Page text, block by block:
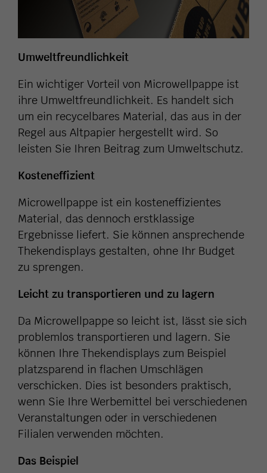
Umweltfreundlichkeit
Ein wichtiger Vorteil von Microwellpappe ist
ihre Umweltfreundlichkeit. Es handelt sich
um ein recycelbares Material, das aus in der
Regel aus Altpapier hergestellt wird. So
leisten Sie Ihren Beitrag zum Umweltschutz.
Kosteneffizient
Microwellpappe ist ein kosteneffizientes
Material, das dennoch erstklassige
Ergebnisse liefert. Sie können ansprechende
Thekendisplays gestalten, ohne Ihr Budget
zu sprengen.
Leicht zu transportieren und zu lagern
Da Microwellpappe so leicht ist, lässt sie sich
problemlos transportieren und lagern. Sie
können Ihre Thekendisplays zum Beispiel
platzsparend in flachen Umschlägen
verschicken. Dies ist besonders praktisch,
wenn Sie Ihre Werbemittel bei verschiedenen
Veranstaltungen oder in verschiedenen
Filialen verwenden möchten.
Das Beispiel